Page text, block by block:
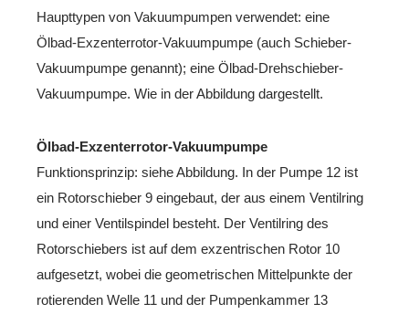
Haupttypen von Vakuumpumpen verwendet: eine
Ölbad-Exzenterrotor-Vakuumpumpe (auch Schieber-
Vakuumpumpe genannt); eine Ölbad-Drehschieber-
Vakuumpumpe. Wie in der Abbildung dargestellt.
Ölbad-Exzenterrotor-Vakuumpumpe
Funktionsprinzip: siehe Abbildung. In der Pumpe 12 ist
ein Rotorschieber 9 eingebaut, der aus einem Ventilring
und einer Ventilspindel besteht. Der Ventilring des
Rotorschiebers ist auf dem exzentrischen Rotor 10
aufgesetzt, wobei die geometrischen Mittelpunkte der
rotierenden Welle 11 und der Pumpenkammer 13